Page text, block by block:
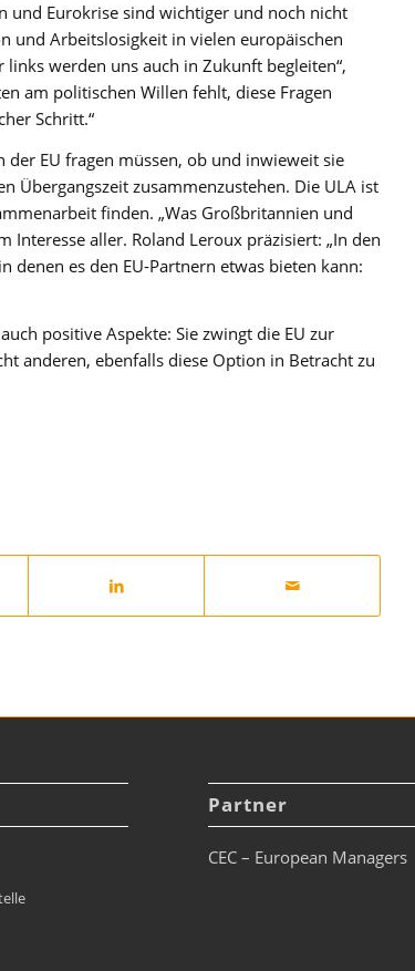
und Eurokrise sind wichtiger und noch nicht
und Arbeitslosigkeit in vielen europäischen
werden uns auch in Zukunft begleiten“,
am politischen Willen fehlt, diese Fragen
Schritt.“
EU fragen müssen, ob und inwieweit sie
zusammenzustehen. Die ULA ist
finden. „Was Großbritannien und
aller. Roland Leroux präzisiert: „In den
denen es den EU-Partnern etwas bieten kann:
positive Aspekte: Sie zwingt die EU zur
anderen, ebenfalls diese Option in Betracht zu
Partner
CEC – European Managers